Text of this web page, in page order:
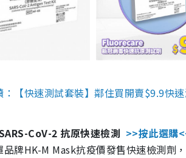
：【快速測試套裝】鄰住買開賣$9.9快
CoV-2 抗原快速檢測 >>按此選購
品牌HK-M Mask抗疫價發售快速檢測劑